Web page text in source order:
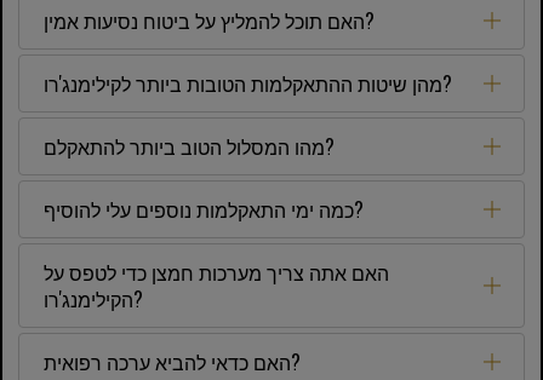
האם תוכל להמליץ ​​על ביטוח נסיעות אמין?
מהן שיטות ההתאקלמות הטובות ביותר לקילימנג'רו?
מהו המסלול הטוב ביותר להתאקלם?
כמה ימי התאקלמות נוספים עלי להוסיף?
האם אתה צריך מערכות חמצן כדי לטפס על
הקילימנג'רו?
האם כדאי להביא ערכה רפואית?